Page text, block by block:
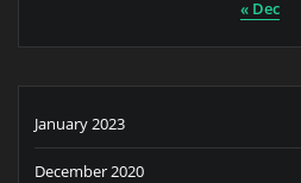
« Dec
January 2023
December 2020